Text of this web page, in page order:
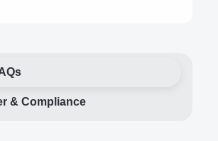
& Compliance